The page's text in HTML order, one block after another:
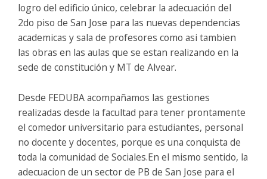
logro del edificio único, celebrar la adecuación del
2do piso de San Jose para las nuevas dependencias
academicas y sala de profesores como asi tambien
las obras en las aulas que se estan realizando en la
sede de constitución y MT de Alvear.
Desde FEDUBA acompañamos las gestiones
realizadas desde la facultad para tener prontamente
el comedor universitario para estudiantes, personal
no docente y docentes, porque es una conquista de
toda la comunidad de Sociales.En el mismo sentido, la
adecuacion de un sector de PB de San Jose para el